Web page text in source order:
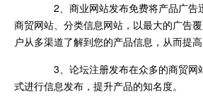
2、商业网站发布免费将产品广告
商贸网站、分类信息网站，以最大的广告
户从多渠道了解到您的产品信息，从而提高
3、论坛注册发布在众多的商贸网
式进行信息发布，提升产品的知名度。